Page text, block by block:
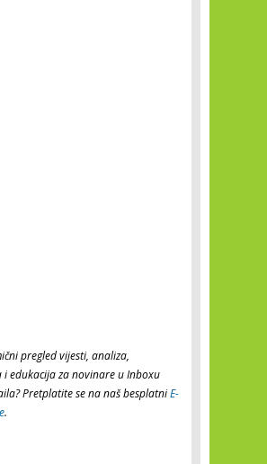
pregled vijesti, analiza,
i edukacija za novinare u Inboxu
Pretplatite se na naš besplatniE-
.